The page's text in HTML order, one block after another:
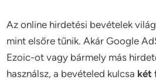
Az online hirdetési bevételek
mint elsőre tűnik. Akár Google
Ezoic-ot vagy bármely más
használsz, a bevételed kulcsa két